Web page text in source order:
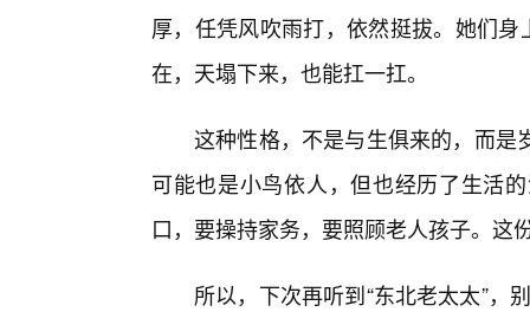
厚，任凭风吹雨打，依然挺拔。她们
在，天塌下来，也能扛一扛。
这种性格，不是与生俱来的，而是
可能也是小鸟依人，但也经历了生活
口，要操持家务，要照顾老人孩子。这
所以，下次再听到“东北老太太”，